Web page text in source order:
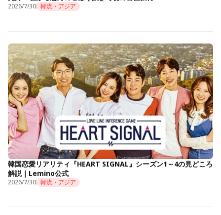
2026/7/30 韓流・アジア
韓国恋愛リアリティ『HEART SIGNAL』シーズン1～4の見どころ
解説｜Lemino公式
2026/7/30 韓流・アジア